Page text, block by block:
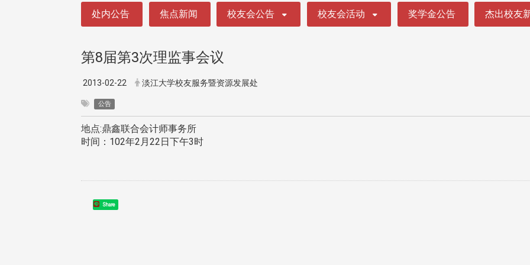
处内公告 焦点新闻 校友会公告 校友会活动 奖学金公告 杰出校友
第8届第3次理监事会议
2013-02-22 淡江大学校友服务暨资源发展处
公告
地点:鼎鑫联合会计师事务所
时间：102年2月22日下午3时
Share